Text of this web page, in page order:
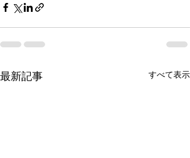
最新記事 すべて表示